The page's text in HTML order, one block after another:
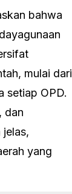
bahwa
mulai dari
setiap OPD.
dan
yang